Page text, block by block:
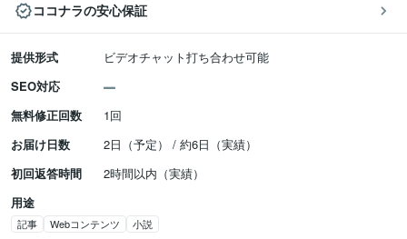
ココナラの安心保証
提供形式
ビデオチャット打ち合わせ可能
SEO対応
無料修正回数
1回
お届け日数
2日（予定） / 約6日（実績）
初回返答時間
2時間以内（実績）
用途
記事 Webコンテンツ 小説